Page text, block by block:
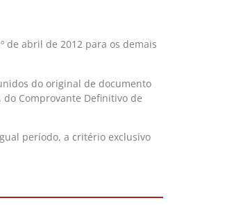
de abril de 2012 para os demais
do original de documento
Comprovante Definitivo de
período, a critério exclusivo